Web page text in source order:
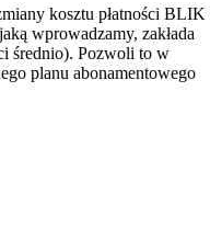
kosztu płatności BLIK
wprowadzamy, zakłada
średnio). Pozwoli to w
planu abonamentowego